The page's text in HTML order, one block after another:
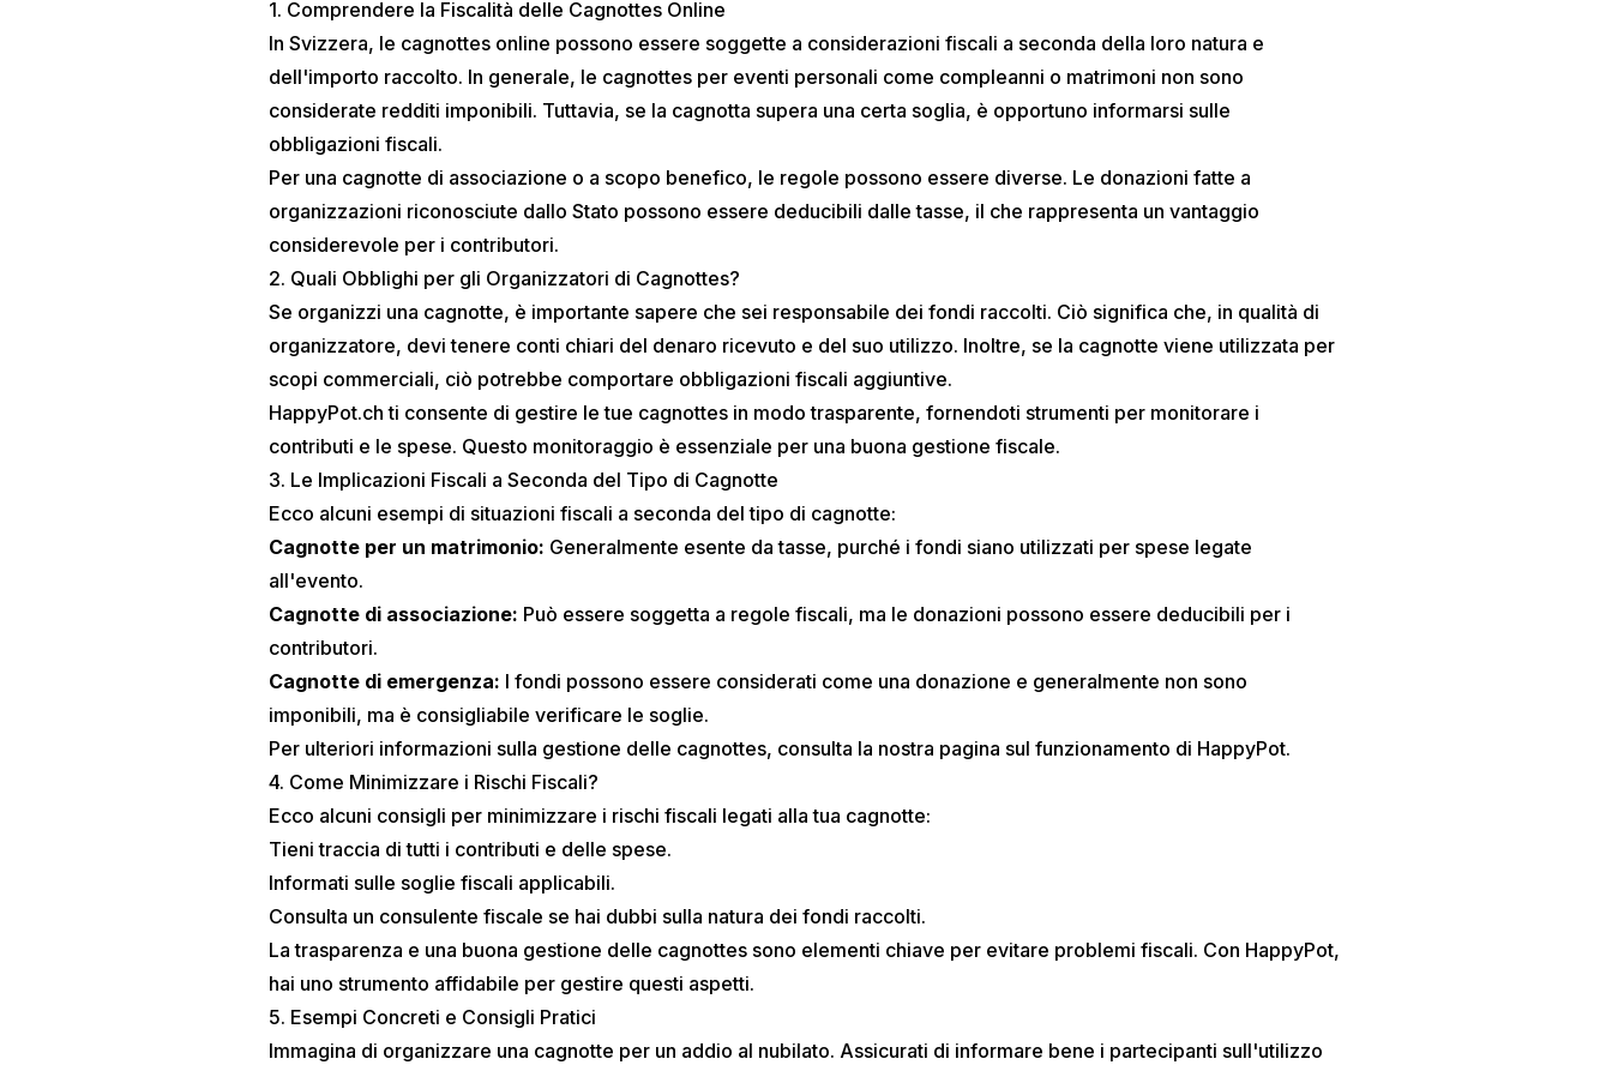
1. Comprendere la Fiscalità delle Cagnottes Online
In Svizzera, le cagnottes online possono essere soggette a considerazioni fiscali a seconda della loro natura e
dell'importo raccolto. In generale, le cagnottes per eventi personali come compleanni o matrimoni non sono
considerate redditi imponibili. Tuttavia, se la cagnotta supera una certa soglia, è opportuno informarsi sulle
obbligazioni fiscali.
Per una cagnotte di associazione o a scopo benefico, le regole possono essere diverse. Le donazioni fatte a
organizzazioni riconosciute dallo Stato possono essere deducibili dalle tasse, il che rappresenta un vantaggio
considerevole per i contributori.
2. Quali Obblighi per gli Organizzatori di Cagnottes?
Se organizzi una cagnotte, è importante sapere che sei responsabile dei fondi raccolti. Ciò significa che, in qualità di
organizzatore, devi tenere conti chiari del denaro ricevuto e del suo utilizzo. Inoltre, se la cagnotte viene utilizzata per
scopi commerciali, ciò potrebbe comportare obbligazioni fiscali aggiuntive.
HappyPot.ch ti consente di gestire le tue cagnottes in modo trasparente, fornendoti strumenti per monitorare i
contributi e le spese. Questo monitoraggio è essenziale per una buona gestione fiscale.
3. Le Implicazioni Fiscali a Seconda del Tipo di Cagnotte
Ecco alcuni esempi di situazioni fiscali a seconda del tipo di cagnotte:
Cagnotte per un matrimonio: Generalmente esente da tasse, purché i fondi siano utilizzati per spese legate
all'evento.
Cagnotte di associazione: Può essere soggetta a regole fiscali, ma le donazioni possono essere deducibili per i
contributori.
Cagnotte di emergenza: I fondi possono essere considerati come una donazione e generalmente non sono
imponibili, ma è consigliabile verificare le soglie.
Per ulteriori informazioni sulla gestione delle cagnottes, consulta la nostra pagina sul funzionamento di HappyPot.
4. Come Minimizzare i Rischi Fiscali?
Ecco alcuni consigli per minimizzare i rischi fiscali legati alla tua cagnotte:
Tieni traccia di tutti i contributi e delle spese.
Informati sulle soglie fiscali applicabili.
Consulta un consulente fiscale se hai dubbi sulla natura dei fondi raccolti.
La trasparenza e una buona gestione delle cagnottes sono elementi chiave per evitare problemi fiscali. Con HappyPot,
hai uno strumento affidabile per gestire questi aspetti.
5. Esempi Concreti e Consigli Pratici
Immagina di organizzare una cagnotte per un addio al nubilato. Assicurati di informare bene i partecipanti sull'utilizzo